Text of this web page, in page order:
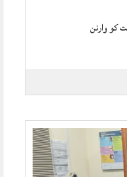
کو وارنن